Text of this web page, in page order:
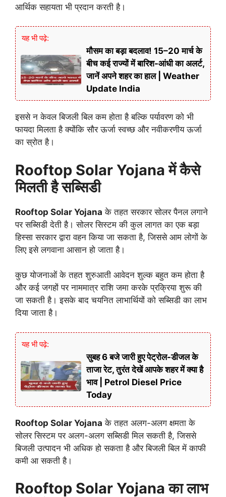
आर्थिक सहायता भी प्रदान करती है।
यह भी पढ़े:
मौसम का बड़ा बदलाव! 15–20 मार्च के
बीच कई राज्यों में बारिश-आंधी का अलर्ट,
जानें अपने शहर का हाल | Weather
Update India
इससे न केवल बिजली बिल कम होता है बल्कि पर्यावरण को भी
फायदा मिलता है क्योंकि सौर ऊर्जा स्वच्छ और नवीकरणीय ऊर्जा
का स्रोत है।
Rooftop Solar Yojana में कैसे
मिलती है सब्सिडी
Rooftop Solar Yojana के तहत सरकार सोलर पैनल लगाने
पर सब्सिडी देती है। सोलर सिस्टम की कुल लागत का एक बड़ा
हिस्सा सरकार द्वारा वहन किया जा सकता है, जिससे आम लोगों के
लिए इसे लगवाना आसान हो जाता है।
कुछ योजनाओं के तहत शुरुआती आवेदन शुल्क बहुत कम होता है
और कई जगहों पर नाममात्र राशि जमा करके प्रक्रिया शुरू की
जा सकती है। इसके बाद चयनित लाभार्थियों को सब्सिडी का लाभ
दिया जाता है।
यह भी पढ़े:
सुबह 6 बजे जारी हुए पेट्रोल-डीजल के
ताजा रेट, तुरंत देखें आपके शहर में क्या है
भाव | Petrol Diesel Price
Today
Rooftop Solar Yojana के तहत अलग-अलग क्षमता के
सोलर सिस्टम पर अलग-अलग सब्सिडी मिल सकती है, जिससे
बिजली उत्पादन भी अधिक हो सकता है और बिजली बिल में काफी
कमी आ सकती है।
Rooftop Solar Yojana का लाभ